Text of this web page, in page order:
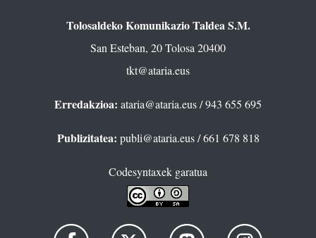
Tolosaldeko Komunikazio Taldea S.M.
San Esteban, 20 Tolosa 20400
tkt@ataria.eus
Erredakzioa: ataria@ataria.eus/ 943 655 695
Publizitatea: publi@ataria.eus/ 661 678 818
Codesyntaxek garatua